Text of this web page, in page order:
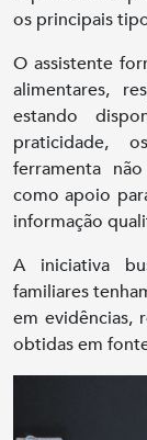
os principais
O assistente
alimentares,
estando
praticidade,
ferramenta
como apoio
informação
A iniciativa
familiares
em evidências,
obtidas em